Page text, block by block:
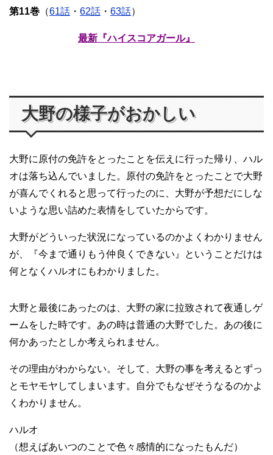
第11巻 （61話 ・ 62話 ・ 63話）
最新『ハイスコアガール』
大野の様子がおかしい
大野に原付の免許をとったことを伝えに行った帰り、ハル
オは落ち込んでいました。原付の免許をとったことで大野
が喜んでくれると思って行ったのに、大野が予想だにしな
いような思い詰めた表情をしていたからです。
大野がどういった状況になっているのかよくわかりません
が、『今まで通りもう仲良くできない』ということだけは
何となくハルオにもわかりました。
大野と最後にあったのは、大野の家に拉致されて夜通しゲ
ームをした時です。あの時は普通の大野でした。あの後に
何かあったとしか考えられません。
その理由がわからない。そして、大野の事を考えるとずっ
とモヤモヤしてしまいます。自分でもなぜそうなるのかよ
くわかりません。
ハルオ
（想えばあいつのことで色々感情的になったもんだ）